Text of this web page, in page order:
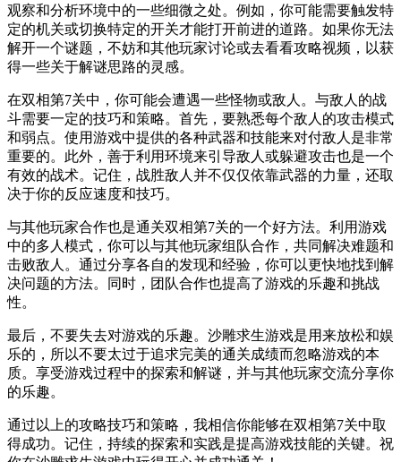
观察和分析环境中的一些细微之处。例如，你可能需要触发特
定的机关或切换特定的开关才能打开前进的道路。如果你无法
解开一个谜题，不妨和其他玩家讨论或去看看攻略视频，以获
得一些关于解谜思路的灵感。
在双相第7关中，你可能会遭遇一些怪物或敌人。与敌人的战
斗需要一定的技巧和策略。首先，要熟悉每个敌人的攻击模式
和弱点。使用游戏中提供的各种武器和技能来对付敌人是非常
重要的。此外，善于利用环境来引导敌人或躲避攻击也是一个
有效的战术。记住，战胜敌人并不仅仅依靠武器的力量，还取
决于你的反应速度和技巧。
与其他玩家合作也是通关双相第7关的一个好方法。利用游戏
中的多人模式，你可以与其他玩家组队合作，共同解决难题和
击败敌人。通过分享各自的发现和经验，你可以更快地找到解
决问题的方法。同时，团队合作也提高了游戏的乐趣和挑战
性。
最后，不要失去对游戏的乐趣。沙雕求生游戏是用来放松和娱
乐的，所以不要太过于追求完美的通关成绩而忽略游戏的本
质。享受游戏过程中的探索和解谜，并与其他玩家交流分享你
的乐趣。
通过以上的攻略技巧和策略，我相信你能够在双相第7关中取
得成功。记住，持续的探索和实践是提高游戏技能的关键。祝